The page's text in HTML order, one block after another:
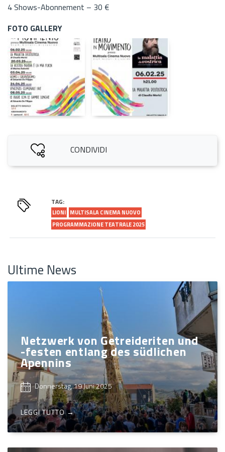
4 Shows-Abonnement – ​​30 €
FOTO GALLERY
CONDIVIDI
TAG:
LIONI MULTISALA CINEMA NUOVO
PROGRAMMAZIONE TEATRALE 2025
Ultime News
Netzwerk von Getreideriten und
-festen entlang des südlichen
Apennins
Donnerstag, 19 Juni 2025
LEGGI TUTTO →